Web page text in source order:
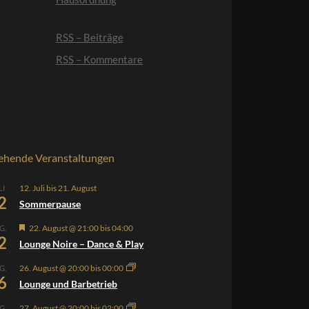
RSS – Beiträge
RSS – Kommentare
Veranstaltungen
12. Juli bis21. August
Sommerpause
Hervorgehoben
22. August @ 21:00 bis04:00
Lounge Noire – Dance & Play
26. August @ 20:00 bis00:00
Lounge und Barbetrieb